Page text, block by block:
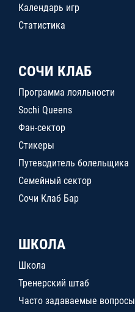
Календарь игр
Статистика
СОЧИ КЛАБ
Программа лояльности
Sochi Queens
Фан-сектор
Стикеры
Путеводитель болельщика
Семейный сектор
Сочи Клаб Бар
ШКОЛА
Школа
Тренерский штаб
Часто задаваемые вопросы